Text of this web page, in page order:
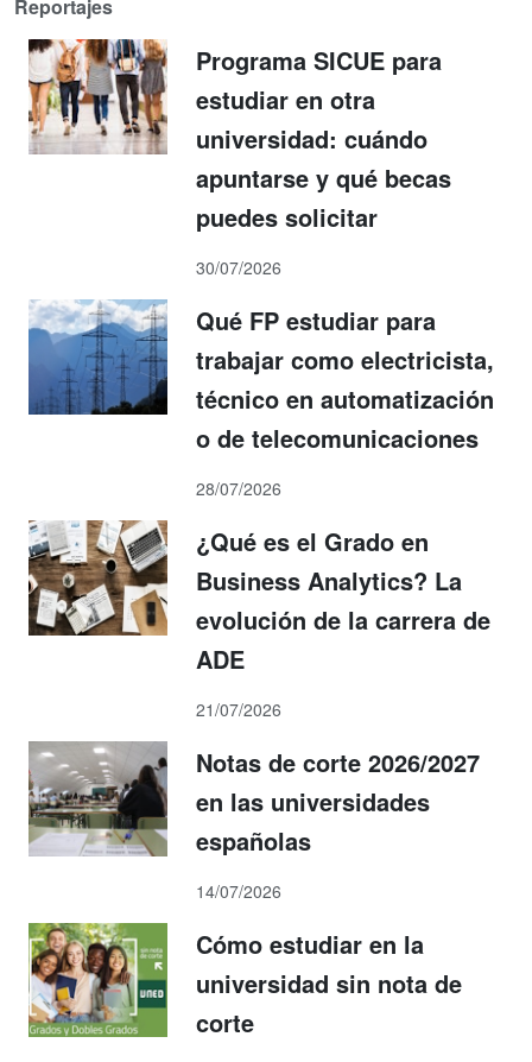
Reportajes
Programa SICUE para
estudiar en otra
universidad: cuándo
apuntarse y qué becas
puedes solicitar
30/07/2026
Qué FP estudiar para
trabajar como electricista,
técnico en automatización
o de telecomunicaciones
28/07/2026
¿Qué es el Grado en
Business Analytics? La
evolución de la carrera de
ADE
21/07/2026
Notas de corte 2026/2027
en las universidades
españolas
14/07/2026
Cómo estudiar en la
universidad sin nota de
corte